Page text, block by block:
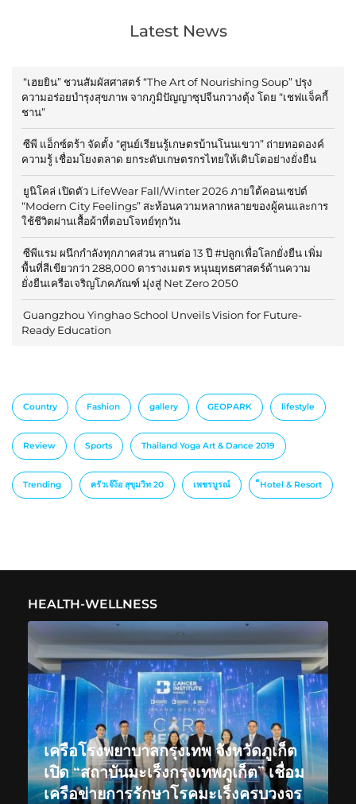
Latest News
“เฮยยิน” ชวนสัมผัสศาสตร์ “The Art of Nourishing Soup” ปรุง
ความอร่อยบำรุงสุขภาพ จากภูมิปัญญาซุปจีนกวางตุ้ง โดย “เชฟแจ็คกี้
ชาน”
ซีพี แอ็กซ์ตร้า จัดตั้ง “ศูนย์เรียนรู้เกษตรบ้านโนนเขวา” ถ่ายทอดองค์
ความรู้ เชื่อมโยงตลาด ยกระดับเกษตรกรไทยให้เติบโตอย่างยั่งยืน
ยูนิโคล่ เปิดตัว LifeWear Fall/Winter 2026 ภายใต้คอนเซปต์
“Modern City Feelings” สะท้อนความหลากหลายของผู้คนและการ
ใช้ชีวิตผ่านเสื้อผ้าที่ตอบโจทย์ทุกวัน
ซีพีแรม ผนึกกำลังทุกภาคส่วน สานต่อ 13 ปี #ปลูกเพื่อโลกยั่งยืน เพิ่ม
พื้นที่สีเขียวกว่า 288,000 ตารางเมตร หนุนยุทธศาสตร์ด้านความ
ยั่งยืนเครือเจริญโภคภัณฑ์ มุ่งสู่ Net Zero 2050
Guangzhou Yinghao School Unveils Vision for Future-
Ready Education
Country Fashion gallery GEOPARK lifestyle
Review Sports Thailand Yoga Art & Dance 2019
Trending ครัวเจ๊ง้อ สุขุมวิท 20 เพชรบูรณ์ ็Hotel & Resort
HEALTH-WELLNESS
เครือโรงพยาบาลกรุงเทพ จังหวัดภูเก็ต
เปิด “สถาบันมะเร็งกรุงเทพภูเก็ต” เชื่อม
เครือข่ายการรักษาโรคมะเร็งครบวงจร